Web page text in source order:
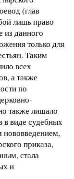
(глав
лишь право
из данного
только для
Таким
всех
а также
по
также лишало
в виде судебных
приказа,
стала
и